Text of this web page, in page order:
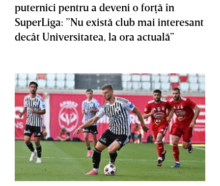
puternici pentru a deveni o forţă în
SuperLiga: ”Nu există club mai interesant
decât Universitatea, la ora actuală”